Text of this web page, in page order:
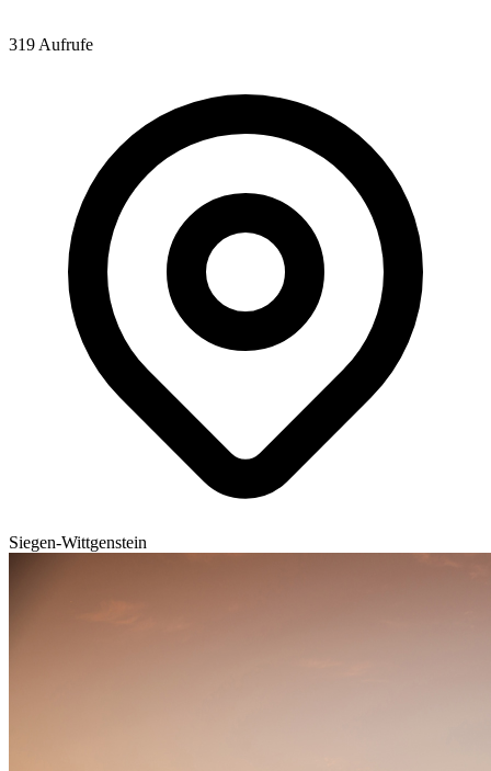
319 Aufrufe
Siegen-Wittgenstein